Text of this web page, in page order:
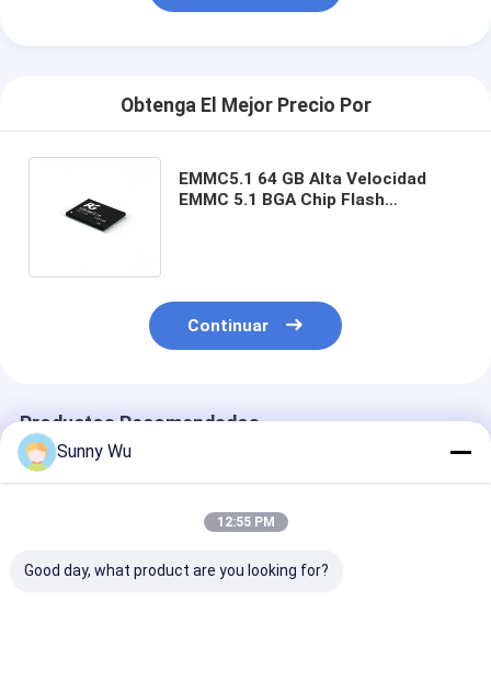
Obtenga El Mejor Precio Por
EMMC5.1 64 GB Alta Velocidad
EMMC 5.1 BGA Chip Flash
Continuar
Productos Recomendados
Sunny Wu
12:55 PM
Good day, what product are you looking for?